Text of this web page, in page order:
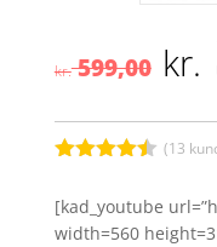
kr.599,00 kr.
ud af 5
baseret
(13
[kad_youtube
width=560